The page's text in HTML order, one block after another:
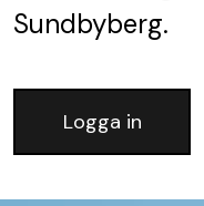
Sundbyberg.
Logga in